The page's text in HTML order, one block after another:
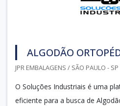
ALGODÃO
JPR EMBALAGENS / SÃO PAULO - SP
O Soluções Industriais é uma
eficiente para a busca de